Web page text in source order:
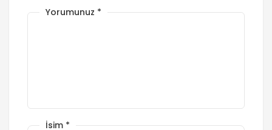
Yorumunuz *
İsim *